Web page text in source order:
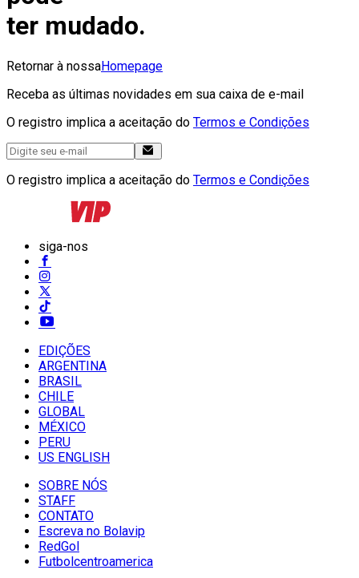
ter mudado.
Retornar à nossaHomepage
Receba as últimas novidades em sua caixa de e-mail
O registro implica a aceitação do Termos e Condições
O registro implica a aceitação do Termos e Condições
siga-nos
EDIÇÕES
ARGENTINA
BRASIL
CHILE
GLOBAL
MÉXICO
PERU
US ENGLISH
SOBRE NÓS
STAFF
CONTATO
Escreva no Bolavip
RedGol
Futbolcentroamerica